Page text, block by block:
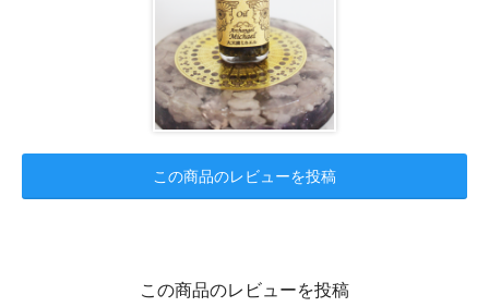
この商品のレビューを投稿
この商品のレビューを投稿